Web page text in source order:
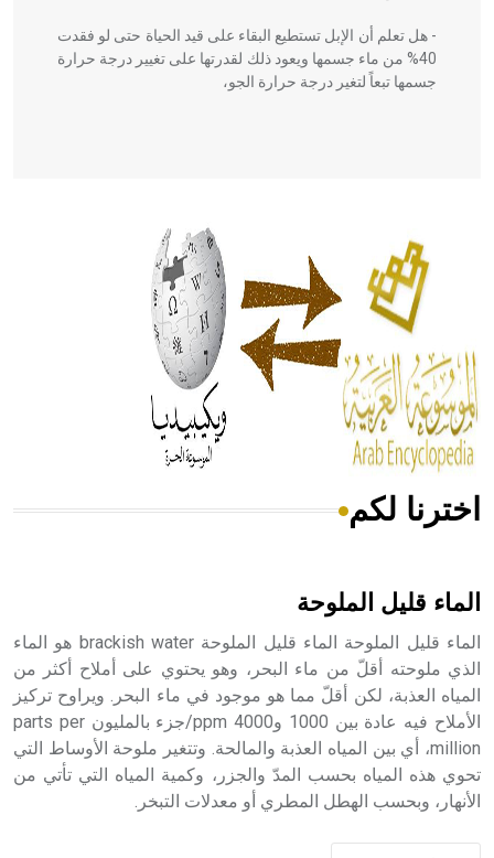
- هل تعلم أن الإبل تستطيع البقاء على قيد الحياة حتى لو فقدت
40% من ماء جسمها ويعود ذلك لقدرتها على تغيير درجة حرارة
جسمها تبعاً لتغير درجة حرارة الجو،
الحكم، الأدلة، تنظيم التغذية، ورسالته في جروح الرأس. ويعود
له الفضل بأنه حرر الطب من الدين والفلسفة.
- هل تعلم أن المرجان إفراز حيواني يتكون في البحر ويتركب
من مادة كربونات الكلسيوم، وهو أحمر أو شديد الحمرة وهو
أجود أنواعه، ويمتاز بكبر الحجم ويسمى الش
هل تعلم أن الأبسيد كلمة فرنسية اللفظ تم اعتمادها مصطلحاً
- هل تعلم أن أبجر Abgar اسم معروف جيداً يعود إلى عدد من
الملوك الذين حكموا مدينة إديسا (الرها) من أبجر الأول وحتى
التاسع، وهم ينتسبون إلى أسرة أوسروين
اخترنا لكم
الماء قليل الملوحة
الماء قليل الملوحة الماء قليل الملوحة brackish water هو الماء
الذي ملوحته أقلّ من ماء البحر، وهو يحتوي على أملاح أكثر من
المياه العذبة، لكن أقلّ مما هو موجود في ماء البحر. ويراوح تركيز
الأملاح فيه عادة بين 1000 و4000 ppm/جزء بالمليون parts per
million، أي بين المياه العذبة والمالحة. وتتغير ملوحة الأوساط التي
تحوي هذه المياه بحسب المدّ والجزر، وكمية المياه التي تأتي من
الأنهار، وبحسب الهطل المطري أو معدلات التبخر.